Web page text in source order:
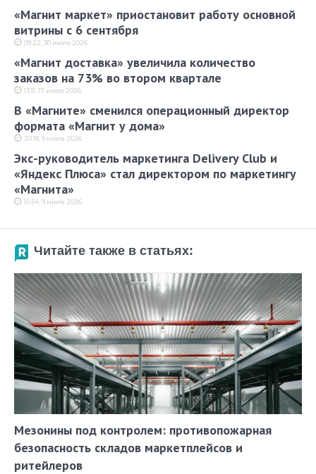
«Магнит маркет» приостановит работу основной
витрины с 6 сентября
09:22, 30 июля 2026
«Магнит доставка» увеличила количество
заказов на 73% во втором квартале
13:11, 17 июля 2026
В «Магните» сменился операционный директор
формата «Магнит у дома»
20:18, 9 июля 2026
Экс-руководитель маркетинга Delivery Club и
«Яндекс Плюса» cтал директором по маркетингу
«Магнита»
15:54, 9 июля 2026
Читайте также в статьях:
Мезонины под контролем: противопожарная
безопасность складов маркетплейсов и
ритейлеров